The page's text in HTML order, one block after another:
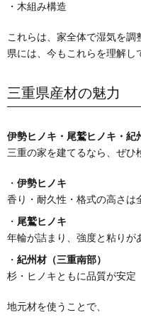
・木組み構造
これらは、家全体で湿気を
県には、今もこれらを理解し
三重県産材の魅力
伊勢ヒノキ・尾鷲ヒノキ・紀
三重の家を建てるなら、ぜひ
・ 伊勢ヒノキ
香り・耐久性・格式の高さは
・ 尾鷲ヒノキ
年輪が詰まり、強度と粘りが
・ 紀州材（三重南部）
杉・ヒノキともに品質が安定
地元材を使うことで、